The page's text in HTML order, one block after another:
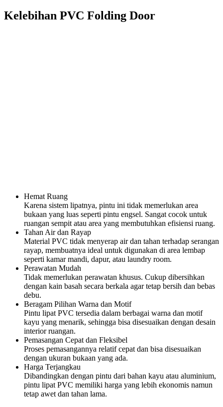
Kelebihan PVC Folding Door
Hemat Ruang
Karena sistem lipatnya, pintu ini tidak memerlukan area
bukaan yang luas seperti pintu engsel. Sangat cocok untuk
ruangan sempit atau area yang membutuhkan efisiensi ruang.
Tahan Air dan Rayap
Material PVC tidak menyerap air dan tahan terhadap serangan
rayap, membuatnya ideal untuk digunakan di area lembap
seperti kamar mandi, dapur, atau laundry room.
Perawatan Mudah
Tidak memerlukan perawatan khusus. Cukup dibersihkan
dengan kain basah secara berkala agar tetap bersih dan bebas
debu.
Beragam Pilihan Warna dan Motif
Pintu lipat PVC tersedia dalam berbagai warna dan motif
kayu yang menarik, sehingga bisa disesuaikan dengan desain
interior ruangan.
Pemasangan Cepat dan Fleksibel
Proses pemasangannya relatif cepat dan bisa disesuaikan
dengan ukuran bukaan yang ada.
Harga Terjangkau
Dibandingkan dengan pintu dari bahan kayu atau aluminium,
pintu lipat PVC memiliki harga yang lebih ekonomis namun
tetap awet dan tahan lama.